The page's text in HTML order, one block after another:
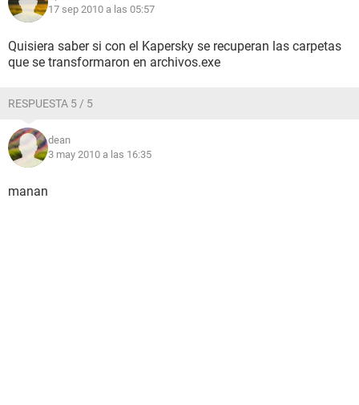
17 sep 2010 a las 05:57
Quisiera saber si con el Kapersky se recuperan las carpetas
que se transformaron en archivos.exe
RESPUESTA 5 / 5
dean
3 may 2010 a las 16:35
manan